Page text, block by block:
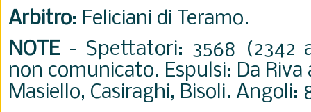
Arbitro: Feliciani di Teramo.
NOTE - Spettatori: 3568 (2342
non comunicato. Espulsi: Da
Masiello, Casiraghi, Bisoli. Angoli: